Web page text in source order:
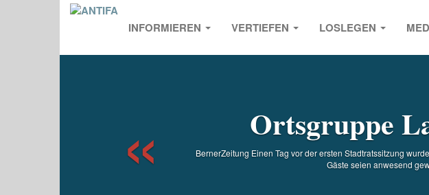
INFORMIEREN VERTIEFEN LOSLEGEN
Ortsgruppe
BernerZeitung Einen Tag vor der ersten Stadtratssitzung
Gäste seien anwesend